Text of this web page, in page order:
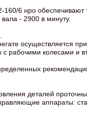
160/6 нро
- 2900 в минуту.
осуществляется
с рабочими колесами и
деталей
аппараты: